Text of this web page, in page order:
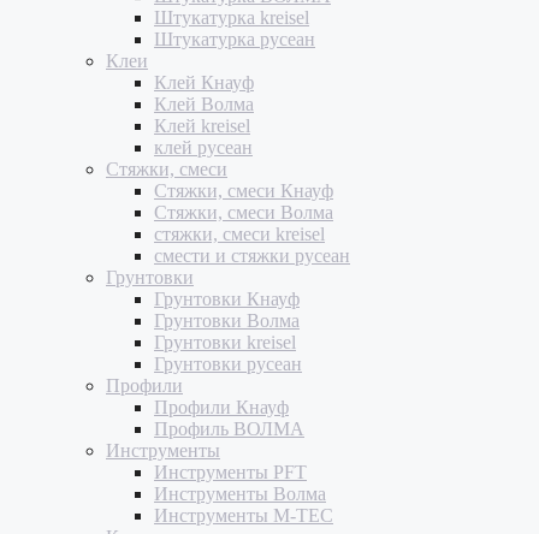
Штукатурка kreisel
Штукатурка русеан
Клеи
Клей Кнауф
Клей Волма
Клей kreisel
клей русеан
Стяжки, смеси
Стяжки, смеси Кнауф
Стяжки, смеси Волма
стяжки, смеси kreisel
смести и стяжки русеан
Грунтовки
Грунтовки Кнауф
Грунтовки Волма
Грунтовки kreisel
Грунтовки русеан
Профили
Профили Кнауф
Профиль ВОЛМА
Инструменты
Инструменты PFT
Инструменты Волма
Инструменты M-TEC